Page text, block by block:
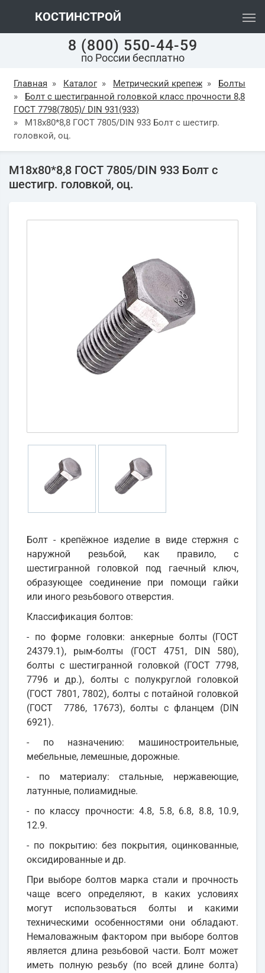
КОСТИНСТРОЙ
8 (800) 550-44-59
по России бесплатно
Главная » Каталог » Метрический крепеж »
Болты
»
Болт с шестигранной головкой класс прочности 8,8
ГОСТ 7798(7805)/ DIN 931(933)
»
М18х80*8,8 ГОСТ 7805/DIN 933 Болт с шестигр.
головкой, оц.
М18х80*8,8 ГОСТ 7805/DIN 933 Болт с
шестигр. головкой, оц.
Болт - крепёжное изделие в виде стержня с
наружной резьбой, как правило, с
шестигранной головкой под гаечный ключ,
образующее соединение при помощи гайки
или иного резьбового отверстия.
Классификация болтов:
- по форме головки: анкерные болты (ГОСТ
24379.1), рым-болты (ГОСТ 4751, DIN 580),
болты с шестигранной головкой (ГОСТ 7798,
7796 и др.), болты с полукруглой головкой
(ГОСТ 7801, 7802), болты с потайной головкой
(ГОСТ 7786, 17673), болты с фланцем (DIN
6921).
- по назначению: машиностроительные,
мебельные, лемешные, дорожные.
- по материалу: стальные, нержавеющие,
латунные, полиамидные.
- по классу прочности: 4.8, 5.8, 6.8, 8.8, 10.9,
12.9.
- по покрытию: без покрытия, оцинкованные,
оксидированные и др.
При выборе болтов марка стали и прочность
чаще всего определяют, в каких условиях
могут использоваться болты и какими
техническими особенностями они обладают.
Немаловажным фактором при выборе болтов
является длина резьбовой части. Болт может
иметь полную резьбу (по всей длине болта)